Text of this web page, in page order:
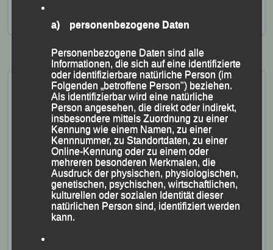
Hauzenberg
Michael Kirchberger Tim Kopfinger
40. Freudenseelauf –
Hauzenberg, 26.10.2024
Veröffentlicht am26. Oktober 2024vonlgpassau
Martha Weber gewinnt
Freudenseelauf
-Erfolgreiches LG-Quintett mit Siegen und Medaillen-
a) personenbezogene Daten
Personenbezogene Daten sind alle
Informationen, die sich auf eine identifizierte
oder identifizierbare natürliche Person (im
Folgenden „betroffene Person") beziehen.
Als identifizierbar wird eine natürliche
Person angesehen, die direkt oder indirekt,
insbesondere mittels Zuordnung zu einer
Kennung wie einem Namen, zu einer
Kennnummer, zu Standortdaten, zu einer
Online-Kennung oder zu einem oder
mehreren besonderen Merkmalen, die
Ausdruck der physischen, physiologischen,
genetischen, psychischen, wirtschaftlichen,
kulturellen oder sozialen Identität dieser
natürlichen Person sind, identifiziert werden
kann.